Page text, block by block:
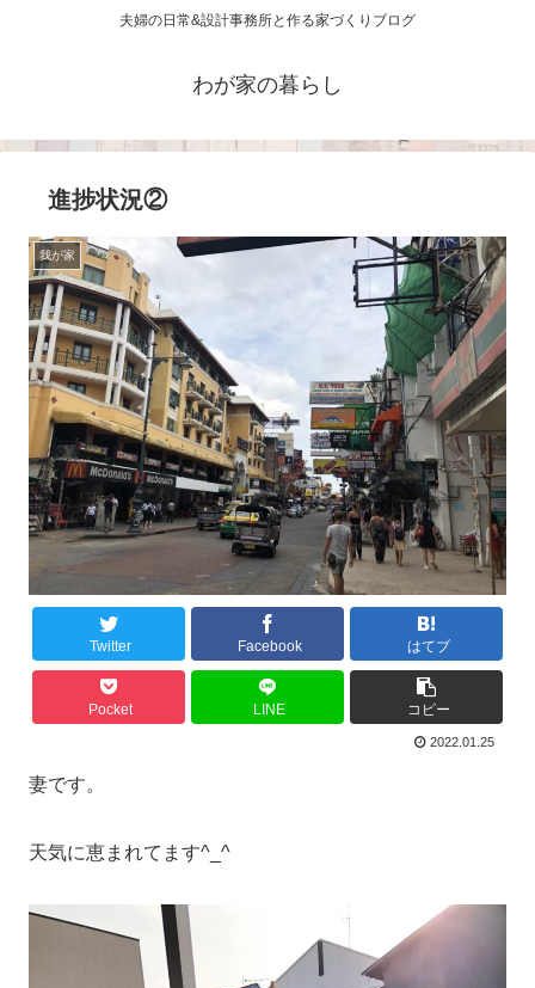
夫婦の日常&設計事務所と作る家づくりブログ
わが家の暮らし
進捗状況②
我が家
Twitter Facebook はてブ
Pocket LINE コピー
2022.01.25
妻です。
天気に恵まれてます^_^